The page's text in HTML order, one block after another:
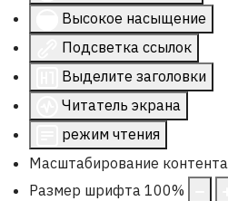
Высокое насыщение
Подсветка ссылок
Выделите заголовки
Читатель экрана
режим чтения
Масштабирование контента
Размер шрифта 100%